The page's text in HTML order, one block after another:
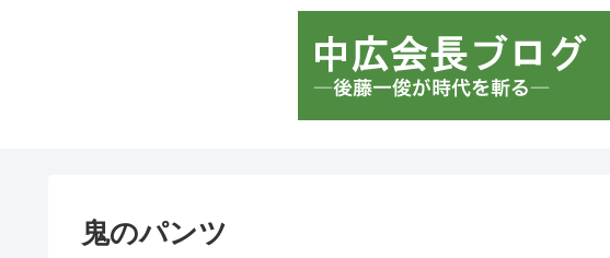
鬼のパンツ